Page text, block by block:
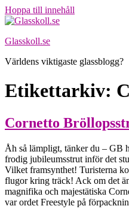
Hoppa till innehåll
Glasskoll.se
Världens viktigaste glassblogg?
Etikettarkiv:
Cornetto
Åh så lämpligt, tänker du – GB
frodig jubileumsstrut inför det
Vilket framsynthet! Turisterna
flugor kring träck! Ack om det
magnifika och majestätiska
var ordet Freestyle på